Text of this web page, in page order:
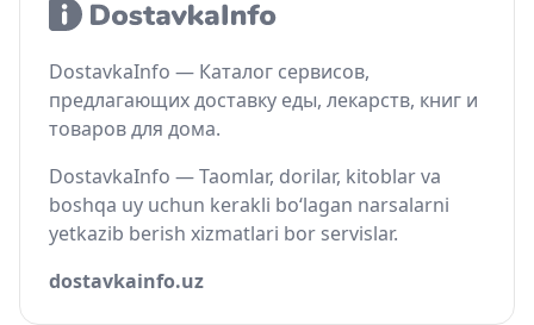
DostavkaInfo — Каталог сервисов,
предлагающих доставку еды, лекарств, книг и
товаров для дома.
DostavkaInfo — Taomlar, dorilar, kitoblar va
boshqa uy uchun kerakli bo‘lagan narsalarni
yetkazib berish xizmatlari bor servislar.
dostavkainfo.uz